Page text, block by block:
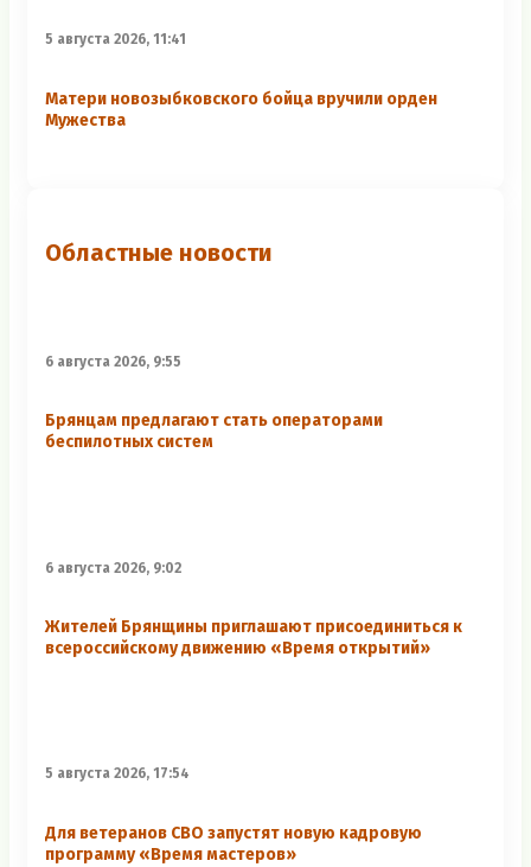
5 августа 2026, 11:41
Матери новозыбковского бойца вручили орден
Мужества
Областные новости
6 августа 2026, 9:55
Брянцам предлагают стать оперaторами
бeспилотных систeм
6 августа 2026, 9:02
Жителей Брянщины приглашают присоединиться к
всероссийскому движению «Время открытий»
5 августа 2026, 17:54
Для ветеранов СВО запустят новую кадровую
программу «Время мастеров»